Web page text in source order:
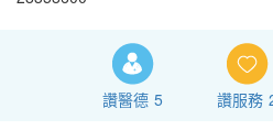
讚醫德 5 讚服務